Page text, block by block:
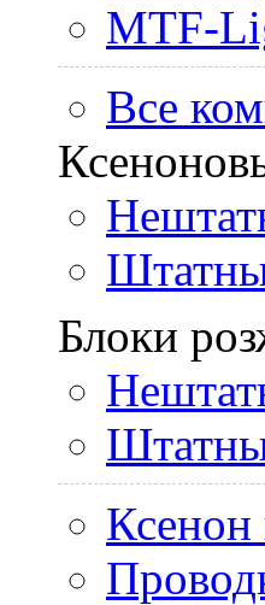
MTF-
Все
Блоки
Ксенон